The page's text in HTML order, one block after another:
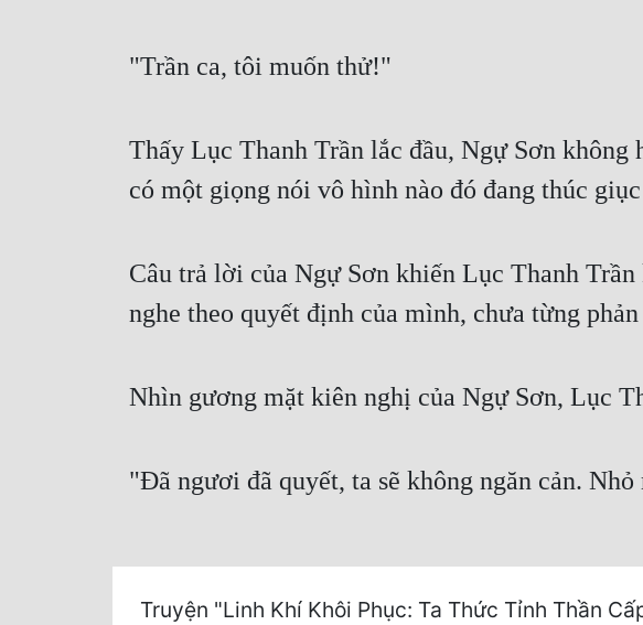
"Trần ca, tôi muốn thử!"
Thấy Lục Thanh Trần lắc đầu, Ngự Sơn
có một giọng nói vô hình nào đó đang thúc
Câu trả lời của Ngự Sơn khiến Lục Thanh
nghe theo quyết định của mình, chưa từng phản
Nhìn gương mặt kiên nghị của Ngự Sơn, Lục
"Đã ngươi đã quyết, ta sẽ không ngăn cản.
Truyện "Linh Khí Khôi Phục: Ta Thức Tỉnh Thần